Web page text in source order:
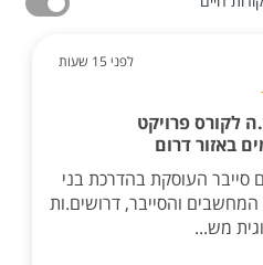
לפני 15 שעות
לקורס פרויקט
באזור דרום
סייבר העוסקת בהדרכת בני
המחשבים והסייבר, דרושים.ות
מש...